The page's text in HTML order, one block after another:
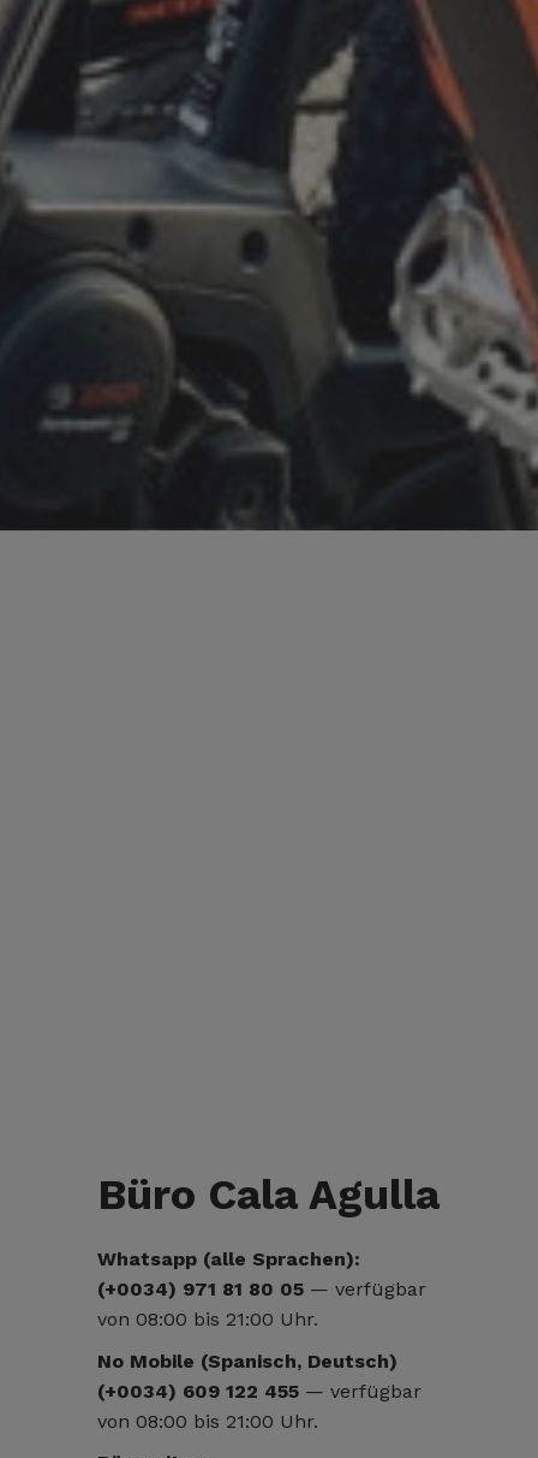
Büro Cala Agulla
Whatsapp (alle Sprachen):
(+0034) 971 81 80 05— verfügbar
von 08:00 bis 21:00 Uhr.
No Mobile (Spanisch, Deutsch)
(+0034) 609 122 455— verfügbar
von 08:00 bis 21:00 Uhr.